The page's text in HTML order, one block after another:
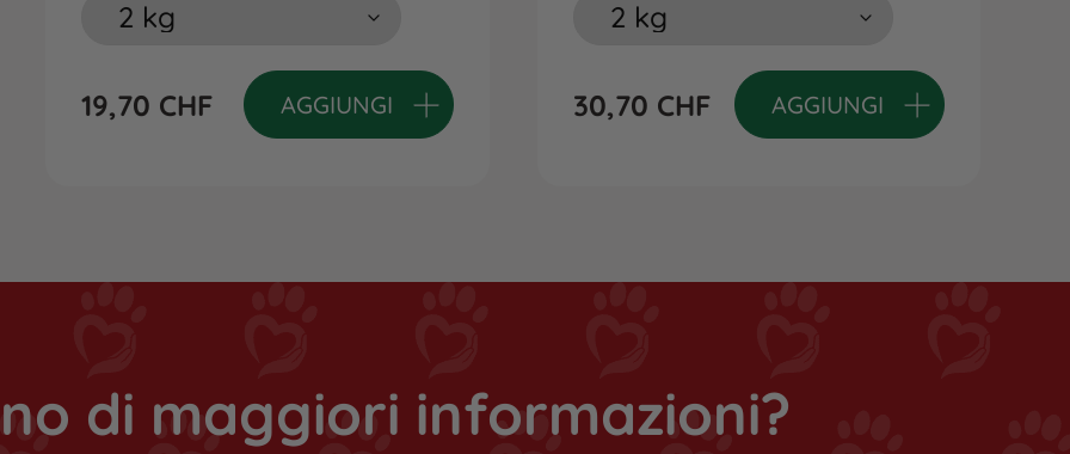
19,70 CHF AGGIUNGI 30,70 CHF AGGIUNGI
di maggiori informazioni?